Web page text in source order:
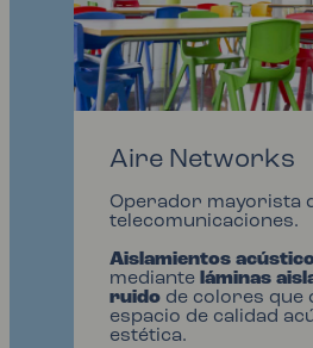
Aire Networks
Operador mayorista
telecomunicaciones.
Aislamientos
mediante láminas
ruidode colores que
espacio de calidad
estética.